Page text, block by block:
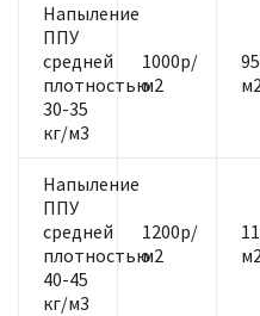
Напыление
ППУ
средней
плотностью
30-35
кг/м3
1000р/
м2
Напыление
ППУ
средней
плотностью
40-45
кг/м3
1200р/
м2